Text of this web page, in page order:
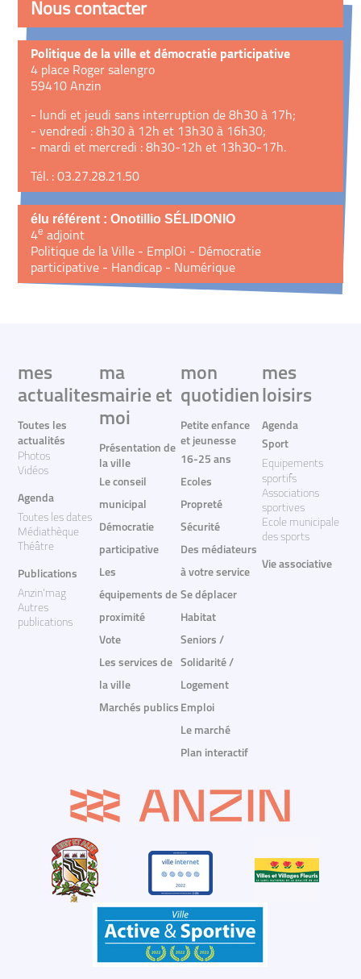
Nous contacter
Politique de la ville et démocratie participative
4 place Roger salengro
59410 Anzin
- lundi et jeudi sans interruption de 8h30 à 17h;
- vendredi : 8h30 à 12h et 13h30 à 16h30;
- mardi et mercredi : 8h30-12h et 13h30-17h.
Tél. : 03.27.28.21.50
élu référent : Onotillio SÉLIDONIO
4e adjoint
Politique de la Ville - EmplOi - Démocratie
participative - Handicap - Numérique
mes
actualites
Toutes les
actualités
Photos
Vidéos
Agenda
Toutes les dates
Médiathèque
Théâtre
Publications
Anzin'mag
Autres
publications
ma
mairie et
moi
Présentation de
la ville
Le conseil
municipal
Démocratie
participative
Les
équipements de
proximité
Vote
Les services de
la ville
Marchés publics
mon
quotidien
Petite enfance
et jeunesse
16-25 ans
Ecoles
Propreté
Sécurité
Des médiateurs
à votre service
Se déplacer
Habitat
Seniors /
Solidarité /
Logement
Emploi
Le marché
Plan interactif
mes
loisirs
Agenda
Sport
Equipements
sportifs
Associations
sportives
Ecole municipale
des sports
Vie associative